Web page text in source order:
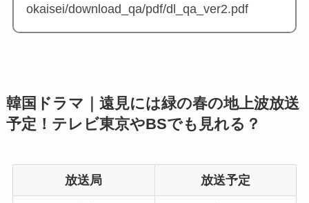
okaisei/download_qa/pdf/dl_qa_ver2.pdf
韓国ドラマ｜遠見には緑の春の地上波放送
予定！テレビ東京やBSでも見れる？
放送局 放送予定